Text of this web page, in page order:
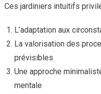
Ces jardiniers intuitifs
L’adaptation aux
La valorisation des
prévisibles
Une approche
mentale